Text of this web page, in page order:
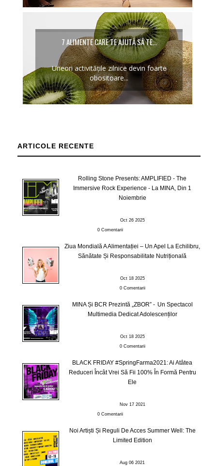
7 ALIMENTE CARE TE AJUTĂ SĂ TE...
Uneori activitățile zilnice devin foarte
obositoare...
ARTICOLE RECENTE
Rolling Stone Presents: AMPLIFIED - The
Immersive Rock Experience - La MINA, Din 1
Noiembrie
Oct 26 2025
0 Comentarii
Ziua Mondială A Alimentației – Un Apel La Echilibru,
Sănătate Și Responsabilitate Nutrițională
Oct 18 2025
0 Comentarii
MINA Și BCR Prezintă „ZBOR” - Un Spectacol
Multimedia Dedicat Adolescenților
Oct 18 2025
0 Comentarii
BLACK FRIDAY #SpringFarma2021: Ai Atâtea
Reduceri Încât Vrei Să Fii 100% În Formă Pentru
Ele
Nov 17 2021
0 Comentarii
Noi Artiști Și Reguli De Acces Summer Well: The
Limited Edition
Aug 06 2021